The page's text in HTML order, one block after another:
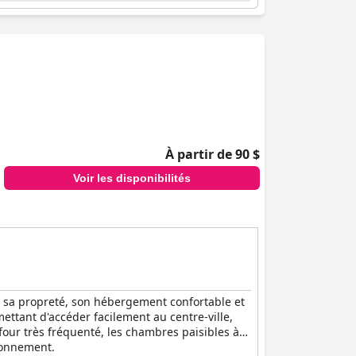
et de ses diverses piscines, bien que
isolés de problèmes occasionnels aient été
sur les canapés-lits.
propre et confortable, ses
pour les visiteurs du nord du Devon.
À partir de 90 $
Voir les disponibilités
propreté, son hébergement confortable et
d'accéder facilement au centre-ville,
très fréquenté, les chambres paisibles à